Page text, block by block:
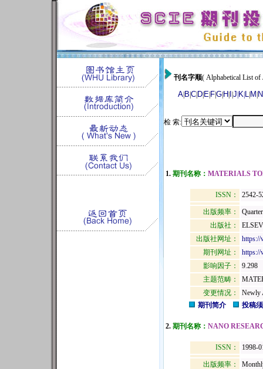
刊名字顺( Alphabetical List of
A B C D E FG H J K L M N
检 索:
1. 期刊名称： MATERIALS
ISSN： 2542-
出版频率：
出版社：
出版社网址：
https://
期刊网址：
https://
影响因子：
9.298
主题范畴：
变更情况：
Newly
期刊简介
投稿
2. 期刊名称： NANO
ISSN： 1998-
出版频率：